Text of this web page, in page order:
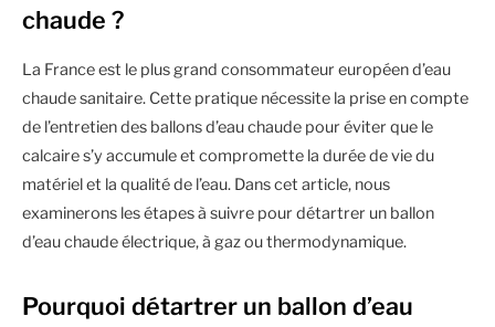
chaude ?
La France est le plus grand consommateur européen d’eau
chaude sanitaire. Cette pratique nécessite la prise en compte
de l’entretien des ballons d’eau chaude pour éviter que le
calcaire s’y accumule et compromette la durée de vie du
matériel et la qualité de l’eau. Dans cet article, nous
examinerons les étapes à suivre pour détartrer un ballon
d’eau chaude électrique, à gaz ou thermodynamique.
Pourquoi détartrer un ballon d’eau